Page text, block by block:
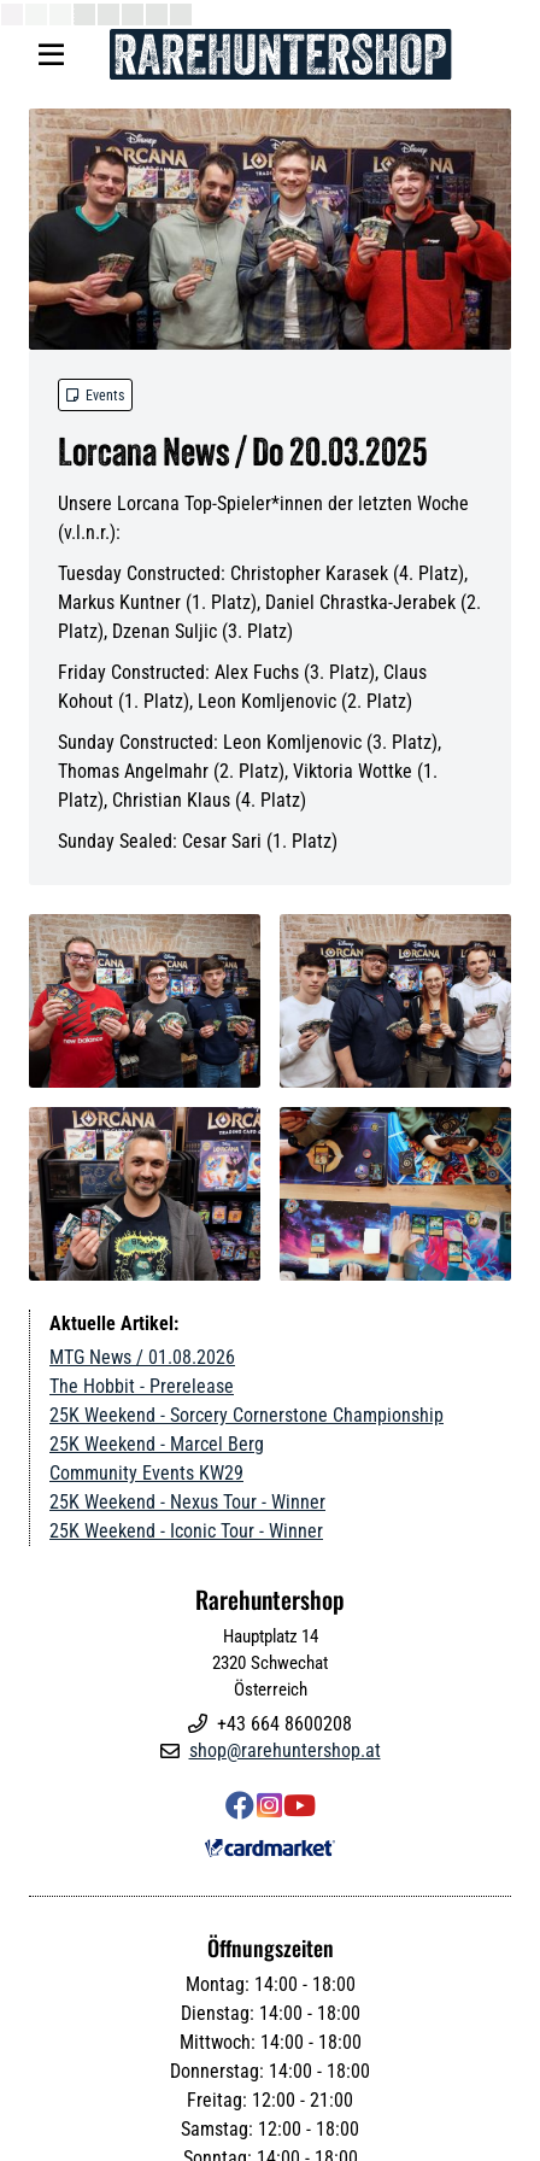

 Events
Lorcana News / Do 20.03.2025
Unsere Lorcana Top-Spieler*innen der letzten Woche
(v.l.n.r.):
Tuesday Constructed: Christopher Karasek (4. Platz),
Markus Kuntner (1. Platz), Daniel Chrastka-Jerabek (2.
Platz), Dzenan Suljic (3. Platz)
Friday Constructed: Alex Fuchs (3. Platz), Claus
Kohout (1. Platz), Leon Komljenovic (2. Platz)
Sunday Constructed: Leon Komljenovic (3. Platz),
Thomas Angelmahr (2. Platz), Viktoria Wottke (1.
Platz), Christian Klaus (4. Platz)
Sunday Sealed: Cesar Sari (1. Platz)
Aktuelle Artikel:
MTG News / 01.08.2026
The Hobbit - Prerelease
25K Weekend - Sorcery Cornerstone Championship
25K Weekend - Marcel Berg
Community Events KW29
25K Weekend - Nexus Tour - Winner
25K Weekend - Iconic Tour - Winner
Rarehuntershop
Hauptplatz 14
2320 Schwechat
Österreich
 +43 664 8600208
 shop@rarehuntershop.at

Öffnungszeiten
Montag: 14:00 - 18:00
Dienstag: 14:00 - 18:00
Mittwoch: 14:00 - 18:00
Donnerstag: 14:00 - 18:00
Freitag: 12:00 - 21:00
Samstag: 12:00 - 18:00